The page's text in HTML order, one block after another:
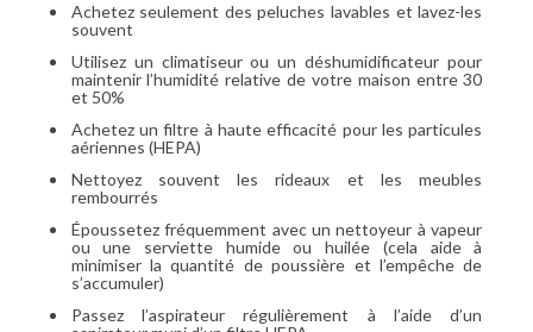
Achetez seulement des peluches lavables et lavez-les
souvent
Utilisez un climatiseur ou un déshumidificateur pour
maintenir l’humidité relative de votre maison entre 30
et 50%
Achetez un filtre à haute efficacité pour les particules
aériennes (HEPA)
Nettoyez souvent les rideaux et les meubles
rembourrés
Époussetez fréquemment avec un nettoyeur à vapeur
ou une serviette humide ou huilée (cela aide à
minimiser la quantité de poussière et l’empêche de
s’accumuler)
Passez l’aspirateur régulièrement à l’aide d’un